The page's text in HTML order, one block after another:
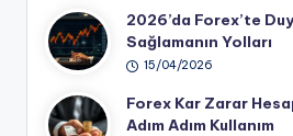
2026’da Forex’te
Sağlamanın Yolları
15/04/2026
Forex Kar Zarar
Adım Adım Kullanım